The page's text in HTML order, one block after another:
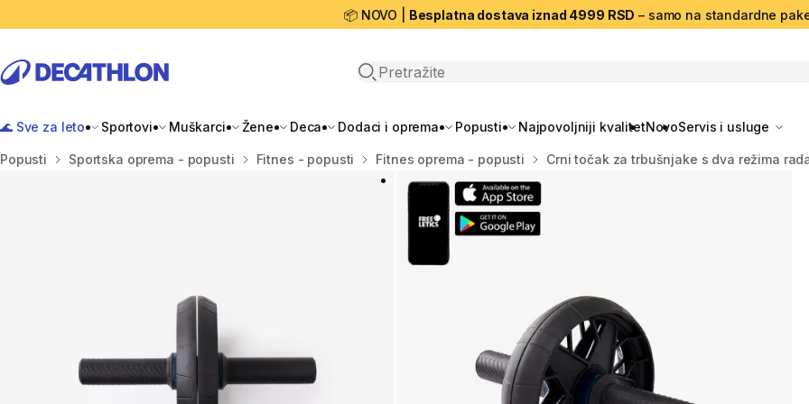
📦 NOVO | Besplatna dostava iznad 4999 RSD – samo na standardne
Open search
🌊 Sve za leto Sportovi Muškarci Žene Deca Dodaci i oprema Popusti Najpovoljniji kvalitetNovoServis i usluge
Početna stranica
Popusti Sportska oprema - popusti Fitnes - popusti Fitnes oprema - popusti Crni točak za trbušnjake s dva režima